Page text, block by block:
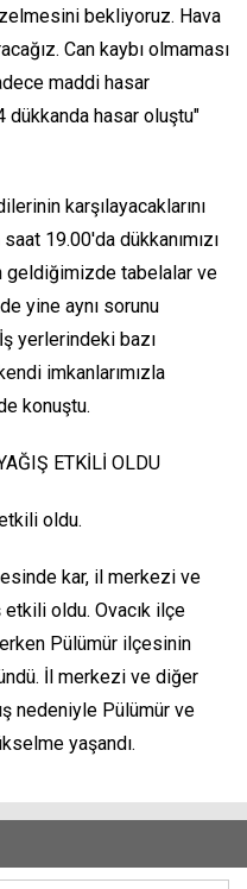
bekliyoruz. Hava
Can kaybı olmaması
maddi hasar
dükkanda hasar oluştu"
karşılayacaklarını
19.00'da dükkanımızı
geldiğimizde tabelalar ve
yine aynı sorunu
yerlerindeki bazı
imkanlarımızla
konuştu.
ETKİLİ OLDU
oldu.
kar, il merkezi ve
oldu. Ovacık ilçe
Pülümür ilçesinin
İl merkezi ve diğer
nedeniyle Pülümür ve
yaşandı.